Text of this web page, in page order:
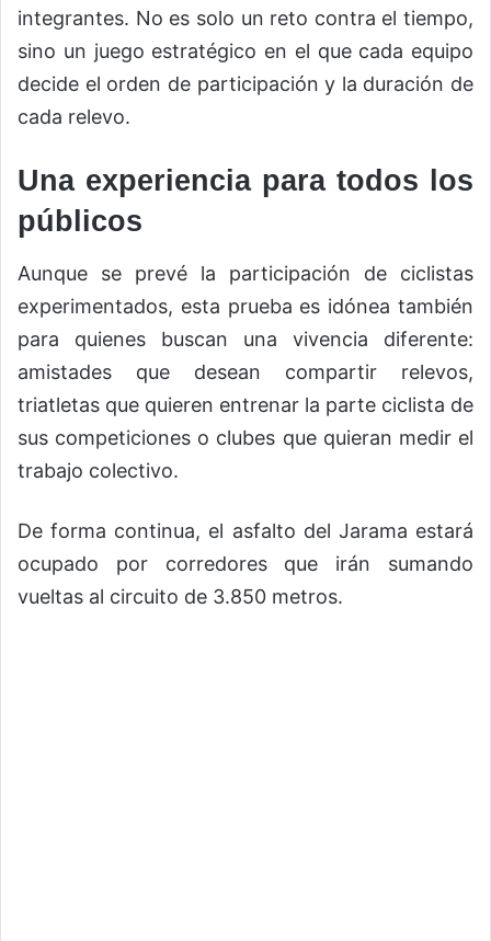
integrantes. No es solo un reto contra el tiempo,
sino un juego estratégico en el que cada equipo
decide el orden de participación y la duración de
cada relevo.
Una experiencia para todos los
públicos
Aunque se prevé la participación de ciclistas
experimentados, esta prueba es idónea también
para quienes buscan una vivencia diferente:
amistades que desean compartir relevos,
triatletas que quieren entrenar la parte ciclista de
sus competiciones o clubes que quieran medir el
trabajo colectivo.
De forma continua, el asfalto del Jarama estará
ocupado por corredores que irán sumando
vueltas al circuito de 3.850 metros.